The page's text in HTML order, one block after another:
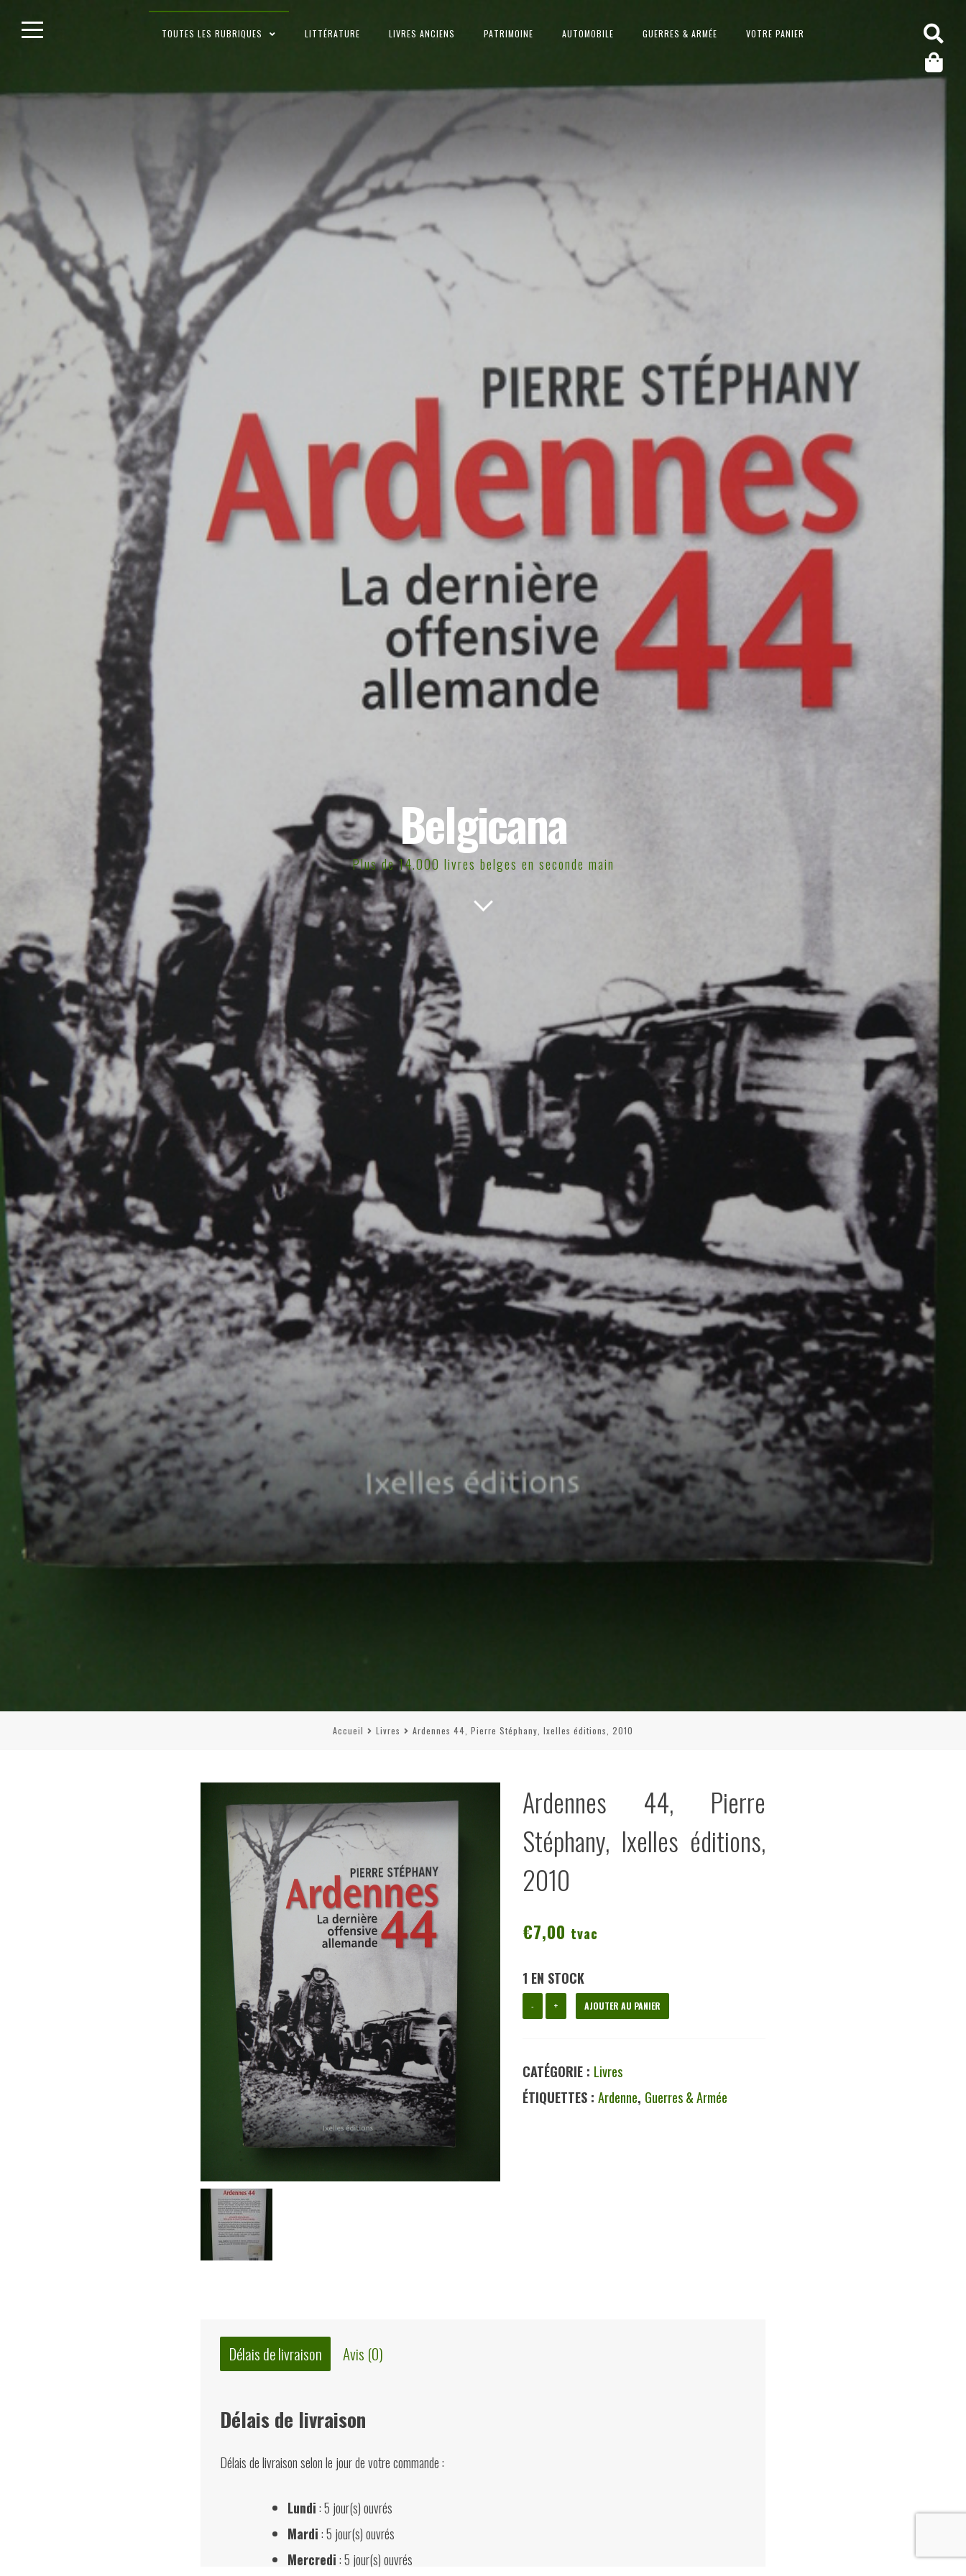
Belgicana
Plus de 14.000 livres belges en seconde main
TOUTES LES RUBRIQUES LITTÉRATURE LIVRES ANCIENS PATRIMOINE AUTOMOBILE GUERRES & ARMÉE VOTRE PANIER
Accueil Livres Ardennes 44, Pierre Stéphany, Ixelles éditions, 2010
Ardennes 44, Pierre
Stéphany, Ixelles éditions,
2010
€7,00 tvac
1 EN STOCK
-
quantité
44,
Pierre
+ AJOUTER AU PANIER
CATÉGORIE : Livres
ÉTIQUETTES :Ardenne, Guerres & Armée
Délais de livraison Avis (0)
Délais de livraison
Délais de livraison selon le jour de votre commande :
Lundi: 5 jour(s) ouvrés
Mardi: 5 jour(s) ouvrés
Mercredi: 5 jour(s) ouvrés